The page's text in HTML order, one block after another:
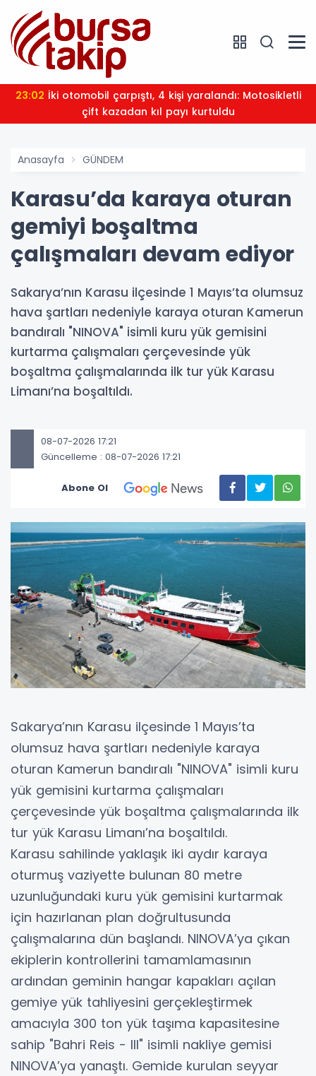
23:02
çift kazadan kıl payı kurtuldu
Anasayfa GÜNDEM
Karasu’da karaya oturan
gemiyi boşaltma
çalışmaları devam ediyor
Sakarya’nın Karasu ilçesinde 1 Mayıs’ta olumsuz
hava şartları nedeniyle karaya oturan Kamerun
bandıralı "NINOVA" isimli kuru yük gemisini
kurtarma çalışmaları çerçevesinde yük
boşaltma çalışmalarında ilk tur yük Karasu
Limanı’na boşaltıldı.
08-07-2026 17:21
Güncelleme : 08-07-2026 17:21
Abone Ol
Sakarya’nın Karasu ilçesinde 1 Mayıs’ta
olumsuz hava şartları nedeniyle karaya
oturan Kamerun bandıralı "NINOVA" isimli kuru
yük gemisini kurtarma çalışmaları
çerçevesinde yük boşaltma çalışmalarında ilk
tur yük Karasu Limanı’na boşaltıldı.
Karasu sahilinde yaklaşık iki aydır karaya
oturmuş vaziyette bulunan 80 metre
uzunluğundaki kuru yük gemisini kurtarmak
için hazırlanan plan doğrultusunda
çalışmalarına dün başlandı. NINOVA’ya çıkan
ekiplerin kontrollerini tamamlamasının
ardından geminin hangar kapakları açılan
gemiye yük tahliyesini gerçekleştirmek
amacıyla 300 ton yük taşıma kapasitesine
sahip "Bahri Reis - III" isimli nakliye gemisi
NINOVA’ya yanaştı. Gemide kurulan seyyar